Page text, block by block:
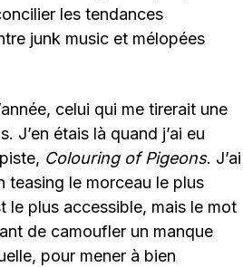
les tendances
junk music et mélopées
celui qui me tirerait une
J’en étais là quand j’ai eu
Colouring of Pigeons. J’ai
teasing le morceau le plus
le plus accessible, mais le mot
de camoufler un manque
pour mener à bien